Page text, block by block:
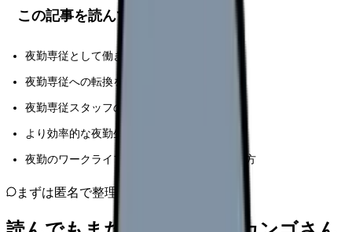
この記事を読んでほしい人
夜勤専従として働き始めた看護師
夜勤専従への転換を考えている看護師
夜勤専従スタッフの健康管理に携わる管理者
より効率的な夜勤生活を目指している経験者
夜勤のワークライフバランスの改善を目指す方
まずは匿名で整理